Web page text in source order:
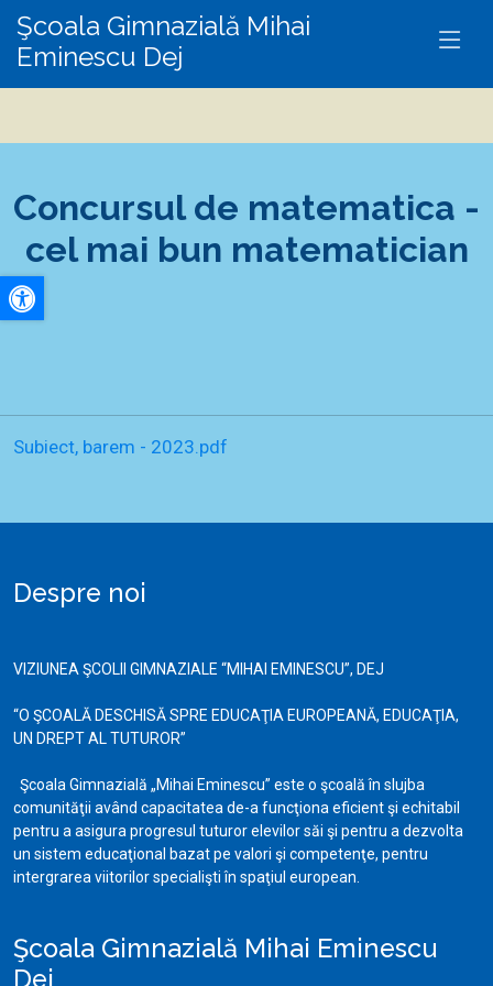
Şcoala Gimnazială Mihai
Eminescu Dej
A+
Concursul de matematica -
cel mai bun matematician
Subiect, barem - 2023.pdf
Despre noi
VIZIUNEA ŞCOLII GIMNAZIALE “MIHAI EMINESCU”, DEJ
“O ŞCOALĂ DESCHISĂ SPRE EDUCAŢIA EUROPEANĂ, EDUCAŢIA,
UN DREPT AL TUTUROR”
Şcoala Gimnazială „Mihai Eminescu” este o şcoală în slujba
comunităţii având capacitatea de-a funcţiona eficient şi echitabil
pentru a asigura progresul tuturor elevilor săi şi pentru a dezvolta
un sistem educaţional bazat pe valori şi competenţe, pentru
intergrarea viitorilor specialişti în spaţiul european.
Şcoala Gimnazială Mihai Eminescu
Dej